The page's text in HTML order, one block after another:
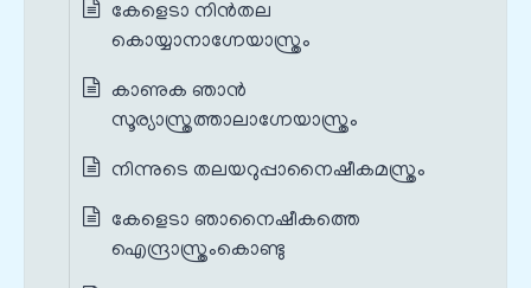
കേളെടാ നിൻതല
കൊയ്യാനാഗ്നേയാസ്ത്രം
കാണുക ഞാൻ
സൂര്യാസ്ത്രത്താലാഗ്നേയാസ്ത്രം
നിന്നുടെ തലയറുപ്പാനൈഷീകമസ്ത്രം
കേളെടാ ഞാനൈഷീകത്തെ
ഐന്ദ്രാസ്ത്രംകൊണ്ടു